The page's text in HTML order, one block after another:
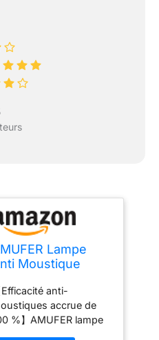
Lampe
Moustique
4400V
IPX4
Appareil
Efficacité anti-
accrue de
%】AMUFER lampe